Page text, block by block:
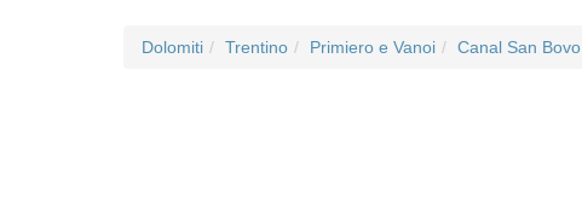
Dolomiti Trentino Primiero e Vanoi Canal San Bovo